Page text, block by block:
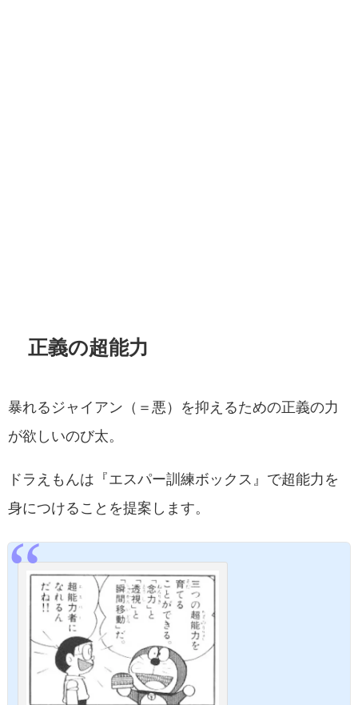
正義の超能力
暴れるジャイアン（＝悪）を抑えるための正義の力
が欲しいのび太。
ドラえもんは『エスパー訓練ボックス』で超能力を
身につけることを提案します。